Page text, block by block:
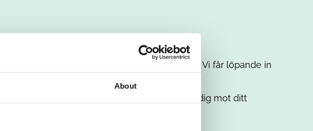
About
verkligen ditt intresse. Misströsta inte. Vi får löpande in
aktuella uppdrag. Tillsammans matchar vi dig mot ditt